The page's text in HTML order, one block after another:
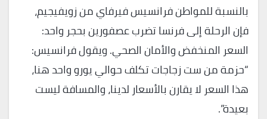
بالنسبة للمواطن فرانسيس فيرفاي من زويفيجيم،
فإن الرحلة إلى فرنسا تضرب عصفورين بحجر واحد:
السعر المنخفض والأمان الصحي. ويقول فرانسيس:
“حزمة من ست زجاجات تكلف حوالي يورو واحد هنا،
هذا السعر لا يقارن بالأسعار لدينا، والمسافة ليست
بعيدة”.